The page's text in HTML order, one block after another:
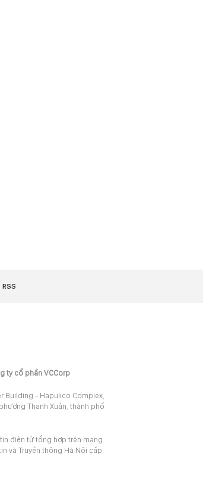
RSS
ty cổ phần VCCorp
Building - Hapulico Complex,
Thanh Xuân, thành phố
điện tử tổng hợp trên mạng
và Truyền thông Hà Nội cấp